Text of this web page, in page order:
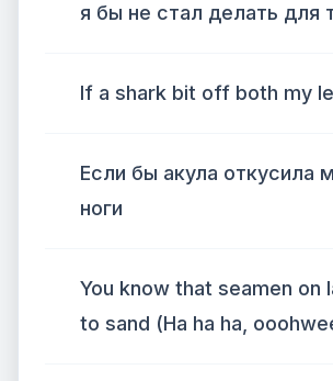
я бы не стал делать для
If a shark bit off both my
Если бы акула откусила
ноги
You know that seamen on
to sand (Ha ha ha,